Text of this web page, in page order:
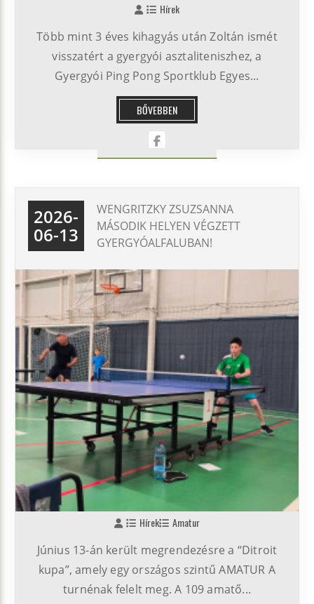
Hírek
Több mint 3 éves kihagyás után Zoltán ismét
visszatért a gyergyói asztaliteniszhez, a
Gyergyói Ping Pong Sportklub Egyes...
BŐVEBBEN
2026-
06-13
WENGRITZKY ZSUZSANNA
MÁSODIK HELYEN VÉGZETT
GYERGYÓALFALUBAN!
Hírek Amatur
Június 13-án került megrendezésre a “Ditroit
kupa”, amely egy országos szintű AMATUR A
turnénak felelt meg. A 109 amatő...